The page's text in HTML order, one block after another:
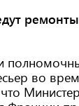
ремонты
во